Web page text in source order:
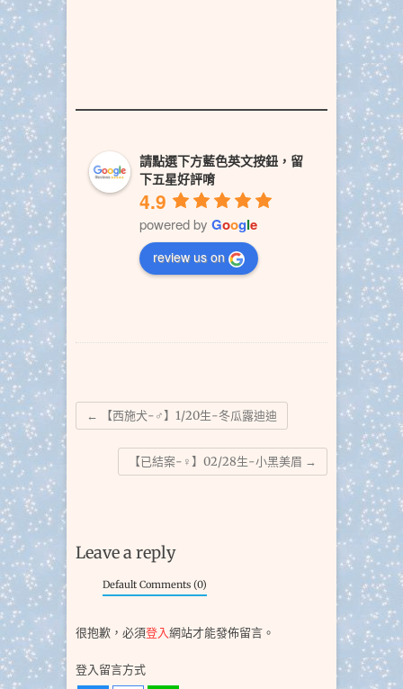
請點選下方藍色英文按鈕，留
下五星好評唷
4.9
powered by Google
review us on
← 【西施犬-♂】1/20生-冬瓜露迪迪
【已結案-♀】02/28生-小黑美眉 →
Leave a reply
Default Comments (0)
很抱歉，必須登入網站才能發佈留言。
登入留言方式